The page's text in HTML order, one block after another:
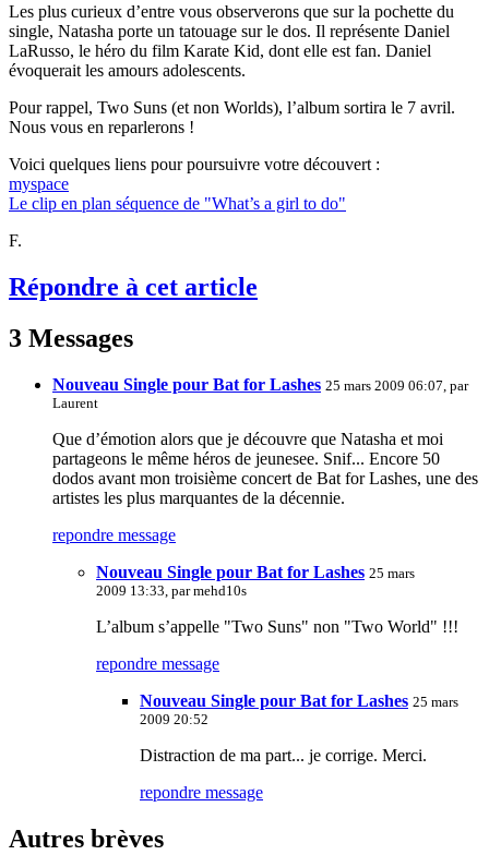
Les plus curieux d’entre vous observerons que sur la pochette du
single, Natasha porte un tatouage sur le dos. Il représente Daniel
LaRusso, le héro du film Karate Kid, dont elle est fan. Daniel
évoquerait les amours adolescents.
Pour rappel, Two Suns (et non Worlds), l’album sortira le 7 avril.
Nous vous en reparlerons !
Voici quelques liens pour poursuivre votre découvert :
myspace
Le clip en plan séquence de "What’s a girl to do"
F.
Répondre à cet article
3 Messages
Nouveau Single pour Bat for Lashes 25 mars 2009 06:07, par
Laurent
Que d’émotion alors que je découvre que Natasha et moi
partageons le même héros de jeunesee. Snif... Encore 50
dodos avant mon troisième concert de Bat for Lashes, une des
artistes les plus marquantes de la décennie.
repondre message
Nouveau Single pour Bat for Lashes 25 mars
2009 13:33, parmehd10s
L’album s’appelle "Two Suns" non "Two World" !!!
repondre message
Nouveau Single pour Bat for Lashes 25 mars
2009 20:52
Distraction de ma part... je corrige. Merci.
repondre message
Autres brèves